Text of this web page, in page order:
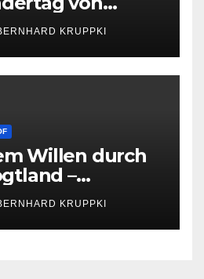
Hof KRUPPKI
Willen durch
–
Akku und FC
KRUPPKI